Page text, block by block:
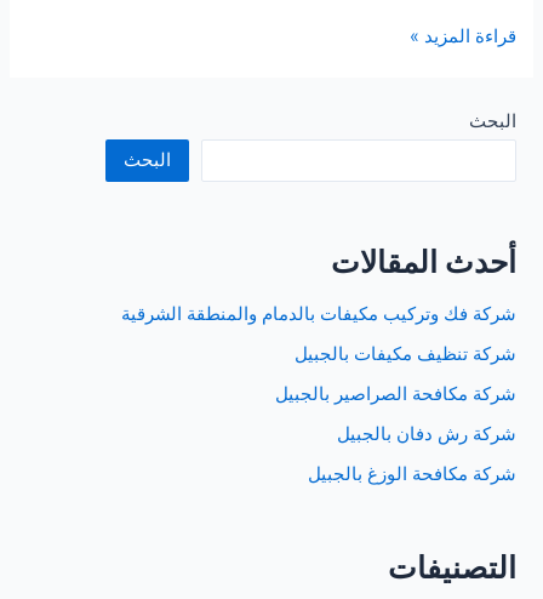
شركة
الابيض
بالجبيل
قراءة المزيد »
البحث
البحث
أحدث المقالات
شركة فك وتركيب مكيفات بالدمام والمنطقة الشرقية
شركة تنظيف مكيفات بالجبيل
شركة مكافحة الصراصير بالجبيل
شركة رش دفان بالجبيل
شركة مكافحة الوزغ بالجبيل
التصنيفات